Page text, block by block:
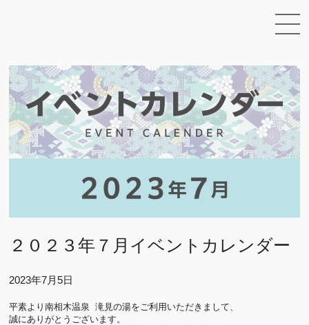
２０２３年７月イベントカレンダー
2023年7月5日
平素より南相木温泉 滝見の湯をご利用いただきまして、
誠にありがとうございます。